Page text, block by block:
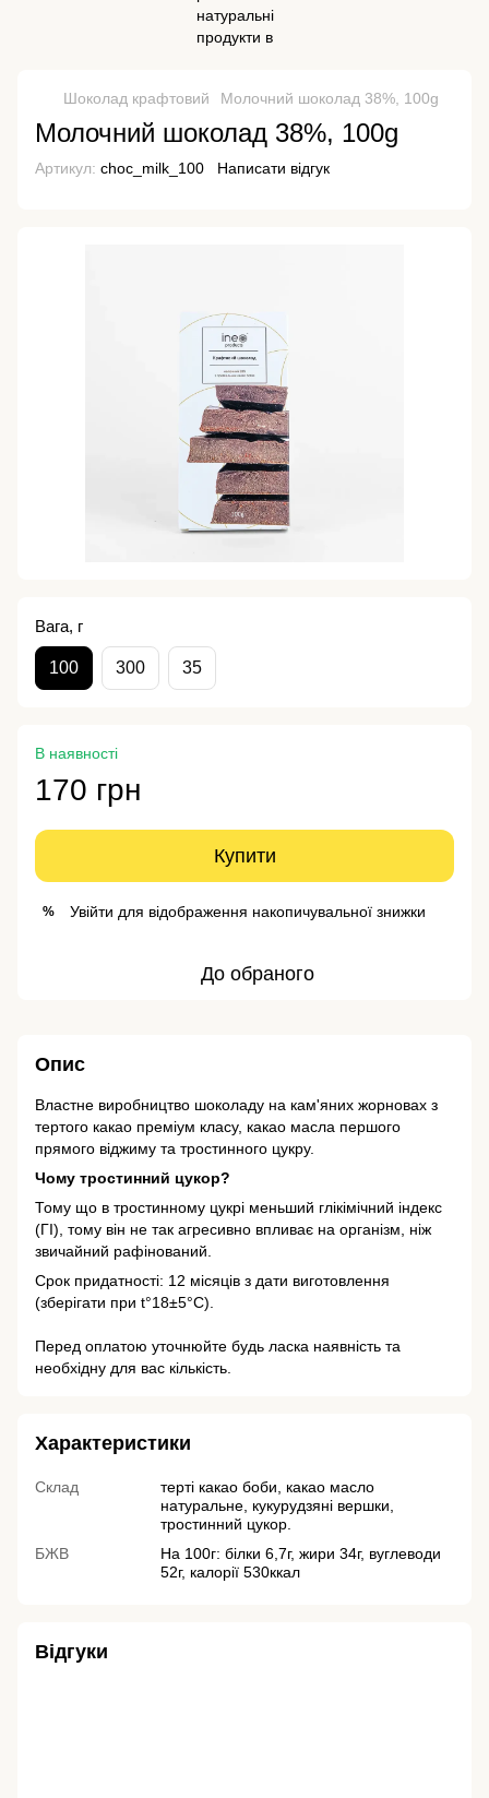
Шоколад крафтовий Молочний шоколад 38%, 100g
Молочний шоколад 38%, 100g
Артикул: choc_milk_100 Написати відгук
Вага, г
100 300 35
В наявності
170 грн
Купити
% Увійти для відображення накопичувальної знижки
До обраного
Опис
Властне виробництво шоколаду на кам'яних жорновах з
тертого какао преміум класу, какао масла першого
прямого віджиму та тростинного цукру.
Чому тростинний цукор?
Тому що в тростинному цукрі меньший глікімічний індекс
(ГІ), тому він не так агресивно впливає на організм, ніж
звичайний рафінований.
Срок придатності: 12 місяців з дати виготовлення
(зберігати при t°18±5°С).
Перед оплатою уточнюйте будь ласка наявність та
необхідну для вас кількість.
Характеристики
Склад
терті какао боби, какао масло
натуральне, кукурудзяні вершки,
тростинний цукор.
БЖВ
На 100г: білки 6,7г, жири 34г, вуглеводи
52г, калорії 530ккал
Відгуки